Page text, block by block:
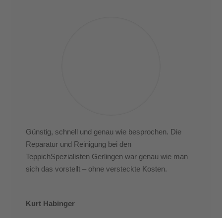
Günstig, schnell und genau wie besprochen. Die
Reparatur und Reinigung bei den
TeppichSpezialisten Gerlingen war genau wie man
sich das vorstellt – ohne versteckte Kosten.
Kurt Habinger